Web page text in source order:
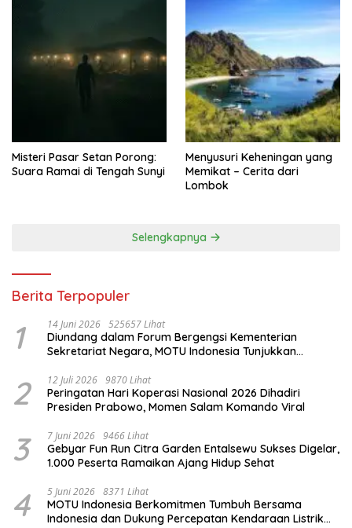
Misteri Pasar Setan Porong:
Suara Ramai di Tengah Sunyi
Menyusuri Keheningan yang
Memikat – Cerita dari
Lombok
Selengkapnya
Berita Terpopuler
1 14 Juni 2026 525657 Lihat
Diundang dalam Forum Bergengsi Kementerian
Sekretariat Negara, MOTU Indonesia Tunjukkan
2 12 Juli 2026 9870 Lihat
Peringatan Hari Koperasi Nasional 2026 Dihadiri
Presiden Prabowo, Momen Salam Komando Viral
3 7 Juni 2026 9466 Lihat
Gebyar Fun Run Citra Garden Entalsewu Sukses Digelar,
1.000 Peserta Ramaikan Ajang Hidup Sehat
4 5 Juni 2026 8371 Lihat
MOTU Indonesia Berkomitmen Tumbuh Bersama
Indonesia dan Dukung Percepatan Kendaraan Listrik